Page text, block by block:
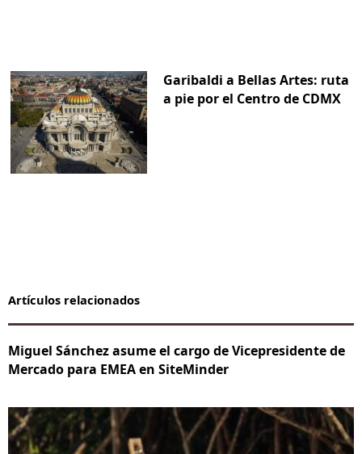
Garibaldi a Bellas Artes: ruta
a pie por el Centro de CDMX
Artículos relacionados
Miguel Sánchez asume el cargo de Vicepresidente de
Mercado para EMEA en SiteMinder